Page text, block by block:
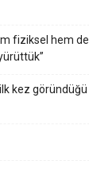
fiziksel hem de
ilk kez